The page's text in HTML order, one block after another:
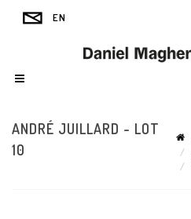
ANDRÉ JUILLARD - LOT
10